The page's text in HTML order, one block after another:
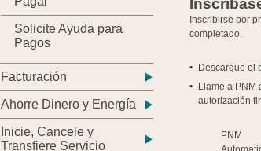
Solicite Ayuda para
Pagos
Facturación
Ahorre Dinero y Energía
Inicie, Cancele y
Transfiere Servicio
Inscribirse por
completado.
Descargue el
Llame a PNM
autorización
PNM